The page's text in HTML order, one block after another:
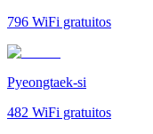
796 WiFi gratuitos
Pyeongtaek-si
482 WiFi gratuitos